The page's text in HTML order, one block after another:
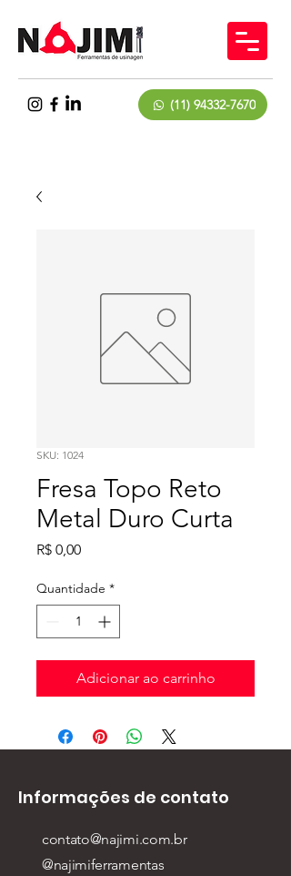
(11) 94332-7670
SKU: 1024
Fresa Topo Reto
Metal Duro Curta
R$ 0,00Preço
Quantidade *
Adicionar ao carrinho
Informações de contato
contato@najimi.com.br
@najimiferramentas